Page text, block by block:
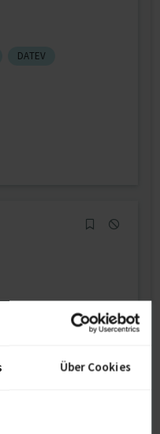
Über Cookies
DATEV